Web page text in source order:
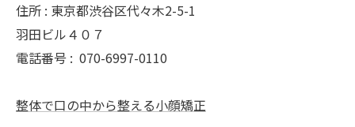
住所 : 東京都渋谷区代々木2-5-1
羽田ビル４０７
電話番号 : 070-6997-0110
整体で口の中から整える小顔矯正